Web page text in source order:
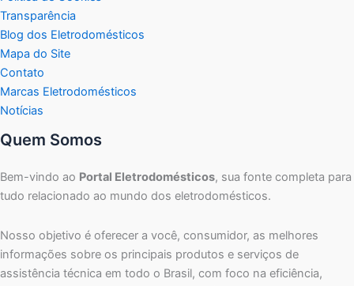
Transparência
Blog dos Eletrodomésticos
Mapa do Site
Contato
Marcas Eletrodomésticos
Notícias
Quem Somos
Bem-vindo ao Portal Eletrodomésticos, sua fonte completa para
tudo relacionado ao mundo dos eletrodomésticos.
Nosso objetivo é oferecer a você, consumidor, as melhores
informações sobre os principais produtos e serviços de
assistência técnica em todo o Brasil, com foco na eficiência,